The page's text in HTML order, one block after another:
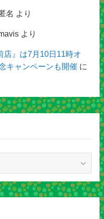
名 より
より
店』は7月10日11時オ
キャンペーンも開催 に